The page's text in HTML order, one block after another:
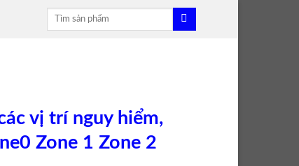
Tìm
vị trí nguy hiểm,
Zone 1 Zone 2